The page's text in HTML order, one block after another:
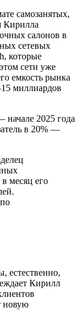
самозанятых,
Кирилла
салонов в
сетевых
которые
сети уже
емкость рынка
миллиардов
2025 года
в 20% —
месяц его
естественно,
Кирилл
новую